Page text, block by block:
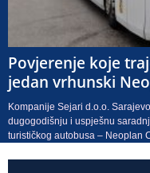
Povjerenje koje
jedan vrhunski
Kompanije Sejari d.o.o.
dugogodišnju i uspješnu
turističkog autobusa – Neoplan